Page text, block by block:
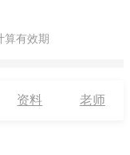
算有效期
资料 老师